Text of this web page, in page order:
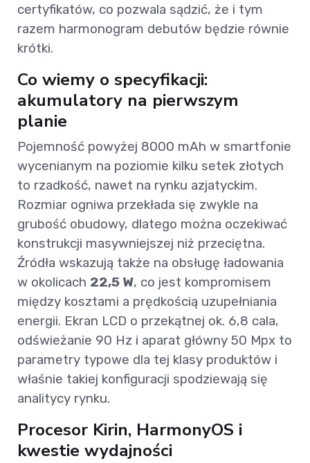
certyfikatów, co pozwala sądzić, że i tym
razem harmonogram debutów będzie równie
krótki.
Co wiemy o specyfikacji:
akumulatory na pierwszym
planie
Pojemność powyżej 8000 mAh w smartfonie
wycenianym na poziomie kilku setek złotych
to rzadkość, nawet na rynku azjatyckim.
Rozmiar ogniwa przekłada się zwykle na
grubość obudowy, dlatego można oczekiwać
konstrukcji masywniejszej niż przeciętna.
Źródła wskazują także na obsługę ładowania
w okolicach 22,5 W, co jest kompromisem
między kosztami a prędkością uzupełniania
energii. Ekran LCD o przekątnej ok. 6,8 cala,
odświeżanie 90 Hz i aparat główny 50 Mpx to
parametry typowe dla tej klasy produktów i
właśnie takiej konfiguracji spodziewają się
analitycy rynku.
Procesor Kirin, HarmonyOS i
kwestie wydajności